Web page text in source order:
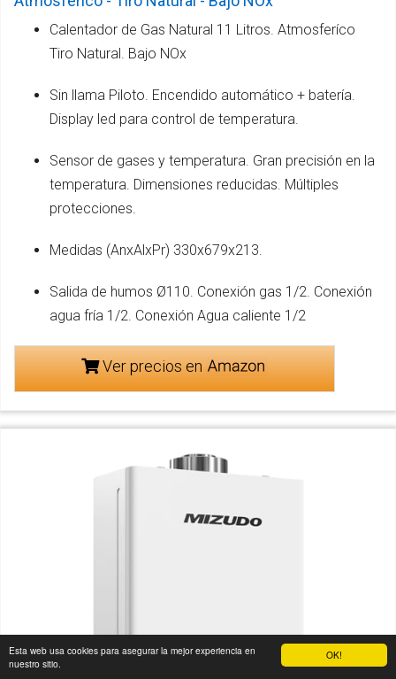
OK!
Esta web usa cookies para asegurar la mejor experiencia en
nuestro sitio.
Calentador de Gas Natural 11 Litros. Atmosferíco
Tiro Natural. Bajo NOx
Sin llama Piloto. Encendido automático + batería.
Display led para control de temperatura.
Sensor de gases y temperatura. Gran precisión en la
temperatura. Dimensiones reducidas. Múltiples
protecciones.
Medidas (AnxAlxPr) 330x679x213.
Salida de humos Ø110. Conexión gas 1/2. Conexión
agua fría 1/2. Conexión Agua caliente 1/2
Ver precios en